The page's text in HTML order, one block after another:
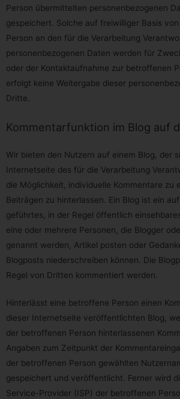
Person übermittelten personenbezogenen
gespeichert. Solche auf freiwilliger Basis
Person an den für die Verarbeitung
personenbezogenen Daten werden für
oder der Kontaktaufnahme zur betroffenen
erfolgt keine Weitergabe dieser
Dritte.
Kommentarfunktion im Blog auf
Wir bieten den Nutzern auf einem Blog, der
Internetseite des für die Verarbeitung
die Möglichkeit, individuelle Kommentare zu
Beiträgen zu hinterlassen. Ein Blog ist ein
geführtes, in der Regel öffentlich
eine oder mehrere Personen, die Blogger
genannt werden, Artikel posten oder
Blogposts niederschreiben können. Die
Regel von Dritten kommentiert werden.
Hinterlässt eine betroffene Person einen
dieser Internetseite veröffentlichten Blog,
der betroffenen Person hinterlassenen
Angaben zum Zeitpunkt der
der betroffenen Person gewählten
gespeichert und veröffentlicht. Ferner wird
Service-Provider (ISP) der betroffenen
Daten, die gespeichert sind,
sich hierzu jederzeit an einen
Verarbeitung Verantwortlichen
wird veranlassen, dass dem
nachgekommen wird.
Wurden die personenbezogenen
und ist unser Unternehmen als
Art. 17 Abs. 1 DS-GVO zur
auch technischer Art, um andere für
Verantwortliche, welche die
Kenntnis zu setzen, dass die
anderen für die Datenverarbeitung
Löschung sämtlicherlinks zu diesen
Daten oder von Kopien oder
Verarbeitung nicht erforderlich ist.
Einzelfall das Notwendige
e) Recht auf Einschränkung der
Jede von der Verarbeitung
betroffene Person hat das vom
und Verordnungsgeber gewährte
gegeben ist:
Die Richtigkeit der
der betroffenen Person
Dauer, die es dem
Richtigkeit der
überprüfen.
Die Verarbeitung ist
Person lehnt die Löschung der
Daten ab und verlangt